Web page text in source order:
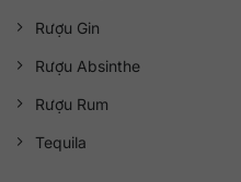
Rượu Gin
Rượu Absinthe
Rượu Rum
Tequila